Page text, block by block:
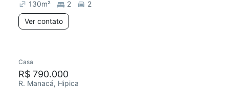
130m² 2
2
Ver contato
Casa
R$ 790.000
R. Manacá, Hipica